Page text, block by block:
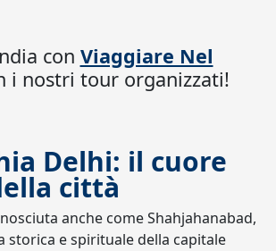
con Viaggiare Nel
i nostri tour organizzati!
Delhi: il cuore
città
anche come Shahjahanabad,
storica e spirituale della capitale